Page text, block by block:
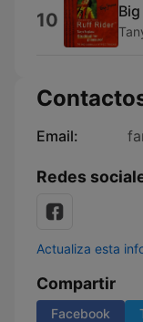
10
Email:
Redes
Actualiza esta
Compartir
Facebook